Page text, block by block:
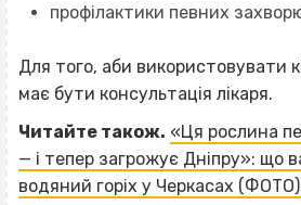
профілактики певних
Для того, аби використовувати
має бути консультація лікаря.
Читайте також. «Ця рослина
— і тепер загрожує Дніпру»: що
водяний горіх у Черкасах